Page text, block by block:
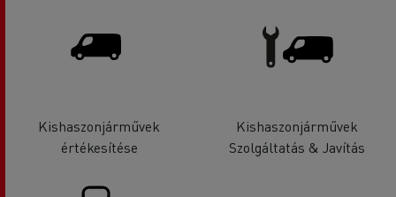
Kishaszonjárművek
értékesítése
Kishaszonjárművek
Szolgáltatás & Javítás